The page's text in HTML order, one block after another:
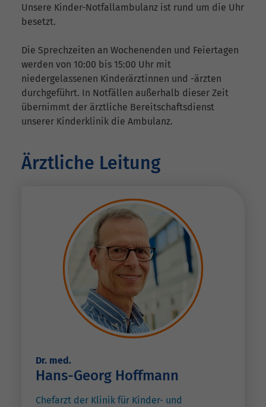
Unsere Kinder-Notfallambulanz ist rund um die Uhr
besetzt.
Die Sprechzeiten an Wochenenden und Feiertagen
werden von 10:00 bis 15:00 Uhr mit
niedergelassenen Kinderärztinnen und -ärzten
durchgeführt. In Notfällen außerhalb dieser Zeit
übernimmt der ärztliche Bereitschaftsdienst
unserer Kinderklinik die Ambulanz.
Ärztliche Leitung
Dr. med.
Hans-Georg Hoffmann
Chefarzt der Klinik für Kinder- und